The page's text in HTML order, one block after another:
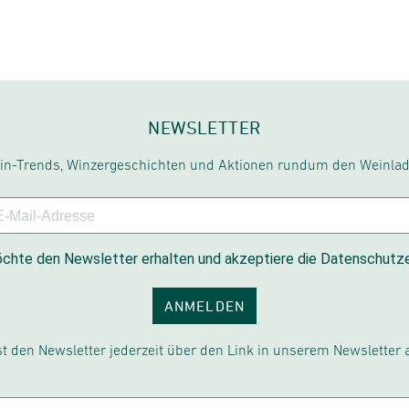
NEWSLETTER
Trends, Winzergeschichten und Aktionen rundum den
den Newsletter erhalten und akzeptiere die
ANMELDEN
den Newsletter jederzeit über den Link in unserem Newsletter